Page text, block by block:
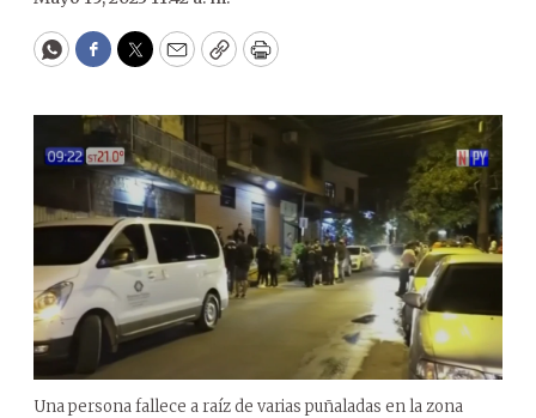
WhatsApp
Facebook
Twitter
EmailCopyPrint
Una persona fallece a raíz de varias puñaladas en la zona